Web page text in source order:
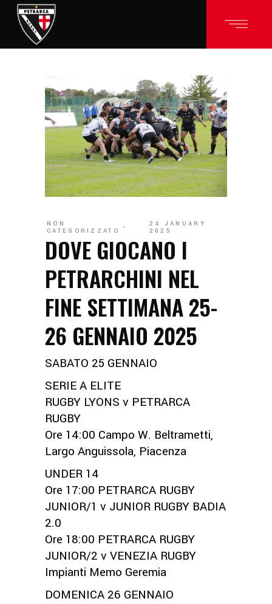
NON
CATEGORIZZATO
24 JANUARY
2025
DOVE GIOCANO I
PETRARCHINI NEL
FINE SETTIMANA 25-
26 GENNAIO 2025
SABATO 25 GENNAIO​
SERIE A ELITE
RUGBY LYONS v PETRARCA
RUGBY
Ore 14:00 Campo W. Beltrametti,
Largo Anguissola, Piacenza
UNDER 14
Ore 17:00 PETRARCA RUGBY
JUNIOR/1 v JUNIOR RUGBY BADIA
2.0
Ore 18:00 PETRARCA RUGBY
JUNIOR/2 v VENEZIA RUGBY
Impianti Memo Geremia
DOMENICA 26 GENNAIO